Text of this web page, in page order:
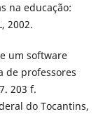
na educação:
2002.
um software
de professores
203 f.
do Tocantins,